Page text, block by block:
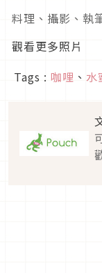
料理、攝影、執
觀看更多照片
Tags : 咖哩 、 水